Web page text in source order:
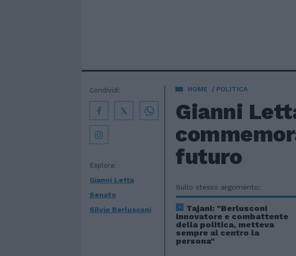
HOME POLITICA
Gianni
futuro
Esplora:
Gianni Letta
Senato
Silvio Berlusconi
Condividi:
Sullo stesso argomento:
Tajani: "Berlusconi
innovatore e combattente
della politica, metteva
sempre al centro la
persona"